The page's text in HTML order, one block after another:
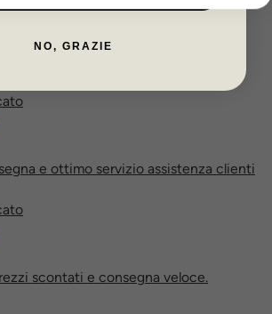
3 anni. Personale disponibile e
degli ordini.
e ottimo servizio assistenza clienti
scontati e consegna veloce.
NO, GRAZIE